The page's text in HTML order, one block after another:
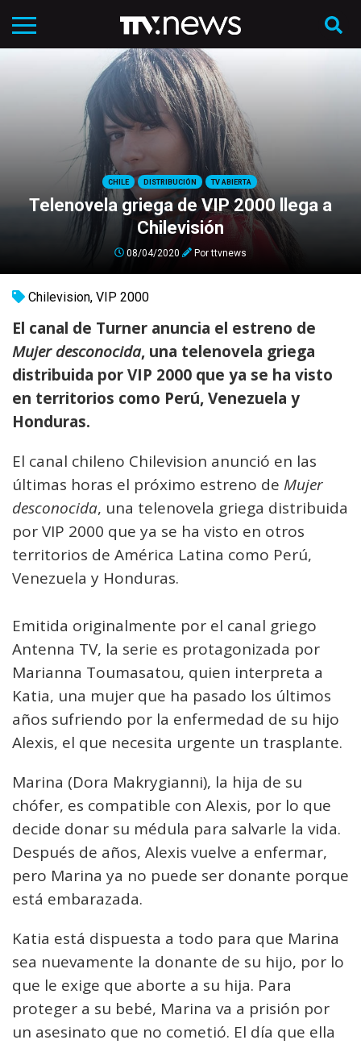
CHILE DISTRIBUCIÓN TV ABIERTA
Telenovela griega de VIP 2000 llega a
Chilevisión
08/04/2020 Porttvnews
Chilevision, VIP 2000
El canal de Turner anuncia el estreno de
Mujer desconocida, una telenovela griega
distribuida por VIP 2000 que ya se ha visto
en territorios como Perú, Venezuela y
Honduras.
El canal chileno Chilevision anunció en las
últimas horas el próximo estreno de Mujer
desconocida, una telenovela griega distribuida
por VIP 2000 que ya se ha visto en otros
territorios de América Latina como Perú,
Venezuela y Honduras.
Emitida originalmente por el canal griego
Antenna TV, la serie es protagonizada por
Marianna Toumasatou, quien interpreta a
Katia, una mujer que ha pasado los últimos
años sufriendo por la enfermedad de su hijo
Alexis, el que necesita urgente un trasplante.
Marina (Dora Makrygianni), la hija de su
chófer, es compatible con Alexis, por lo que
decide donar su médula para salvarle la vida.
Después de años, Alexis vuelve a enfermar,
pero Marina ya no puede ser donante porque
está embarazada.
Katia está dispuesta a todo para que Marina
sea nuevamente la donante de su hijo, por lo
que le exige que aborte a su hija. Para
proteger a su bebé, Marina va a prisión por
un asesinato que no cometió. El día que ella